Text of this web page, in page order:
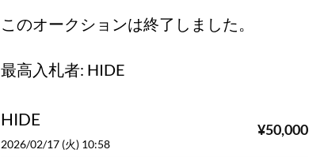
このオークションは終了しました。
最高入札者: HIDE
HIDE
2026/02/17 (火) 10:58
¥50,000